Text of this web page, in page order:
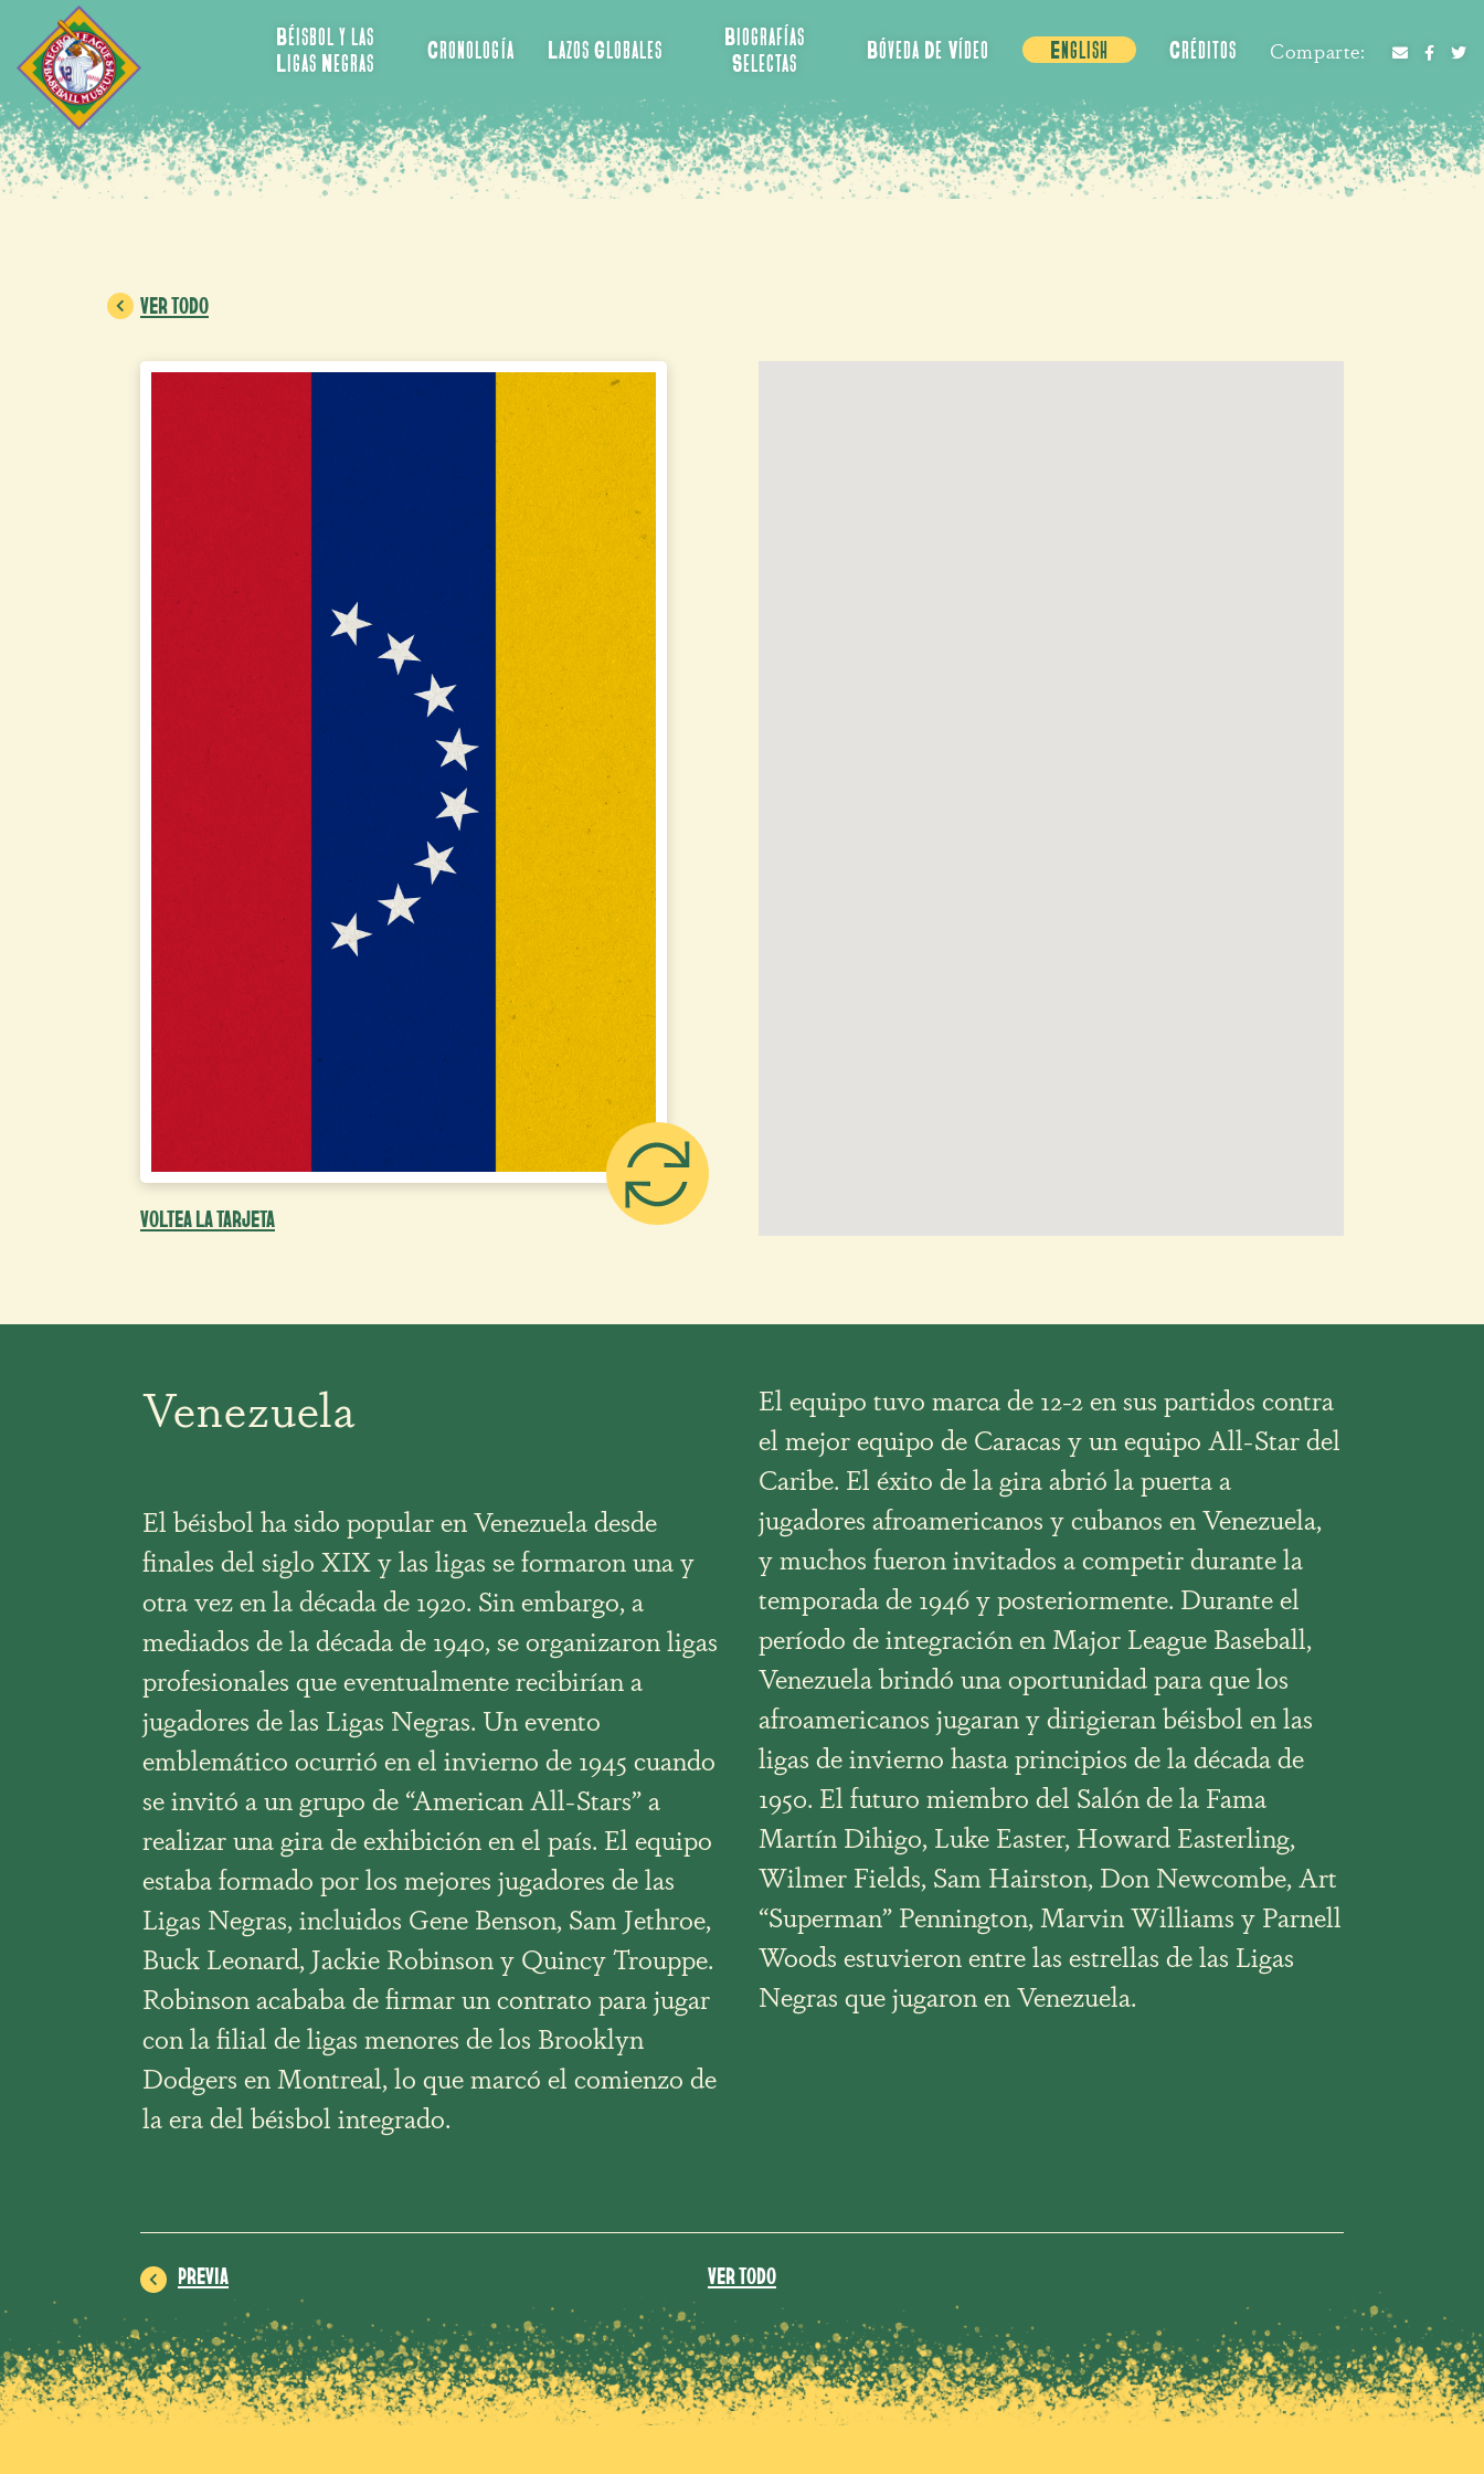
Béisbol y las
Ligas Negras
Cronología Lazos Globales
Biografías
Selectas
Bóveda De Vídeo English Créditos Comparte:
VER TODO
Ciudad capital
Ubicación
: 10°30′N 66°55′O
Venezuela
VOLTEA LA TARJETA
Venezuela
El béisbol ha sido popular en Venezuela desde
finales del siglo XIX y las ligas se formaron una y
otra vez en la década de 1920. Sin embargo, a
mediados de la década de 1940, se organizaron ligas
profesionales que eventualmente recibirían a
jugadores de las Ligas Negras. Un evento
emblemático ocurrió en el invierno de 1945 cuando
se invitó a un grupo de “American All-Stars” a
realizar una gira de exhibición en el país. El equipo
estaba formado por los mejores jugadores de las
Ligas Negras, incluidos Gene Benson, Sam Jethroe,
Buck Leonard, Jackie Robinson y Quincy Trouppe.
Robinson acababa de firmar un contrato para jugar
con la filial de ligas menores de los Brooklyn
Dodgers en Montreal, lo que marcó el comienzo de
la era del béisbol integrado.
El equipo tuvo marca de 12-2 en sus partidos contra
el mejor equipo de Caracas y un equipo All-Star del
Caribe. El éxito de la gira abrió la puerta a
jugadores afroamericanos y cubanos en Venezuela,
y muchos fueron invitados a competir durante la
temporada de 1946 y posteriormente. Durante el
período de integración en Major League Baseball,
Venezuela brindó una oportunidad para que los
afroamericanos jugaran y dirigieran béisbol en las
ligas de invierno hasta principios de la década de
1950. El futuro miembro del Salón de la Fama
Martín Dihigo, Luke Easter, Howard Easterling,
Wilmer Fields, Sam Hairston, Don Newcombe, Art
“Superman” Pennington, Marvin Williams y Parnell
Woods estuvieron entre las estrellas de las Ligas
Negras que jugaron en Venezuela.
PREVIA VER TODO